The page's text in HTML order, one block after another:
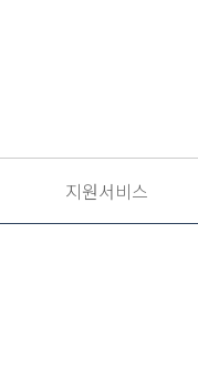
지원서비스